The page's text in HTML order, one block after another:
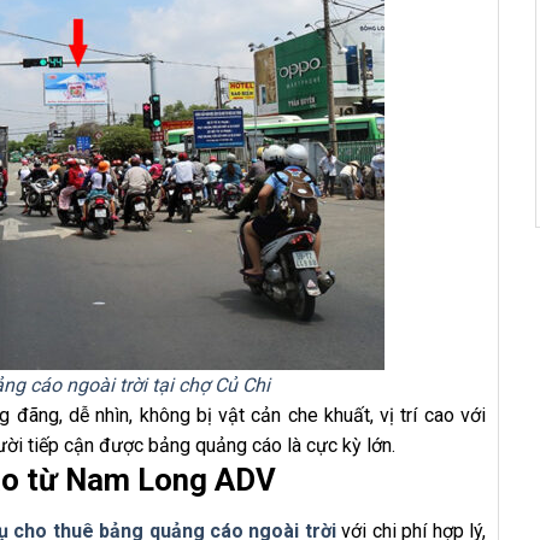
cáo ngoài trời tại chợ Củ Chi
đãng, dễ nhìn, không bị vật cản che khuất, vị trí cao với
tiếp cận được bảng quảng cáo là cực kỳ lớn.
từ Nam Long ADV
cho thuê bảng quảng cáo ngoài trời với chi phí hợp lý,